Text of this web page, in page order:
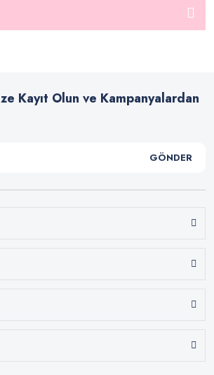
Kayıt Olun ve Kampanyalardan
GÖNDER